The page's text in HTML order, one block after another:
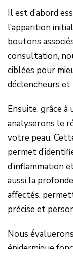
Il est d’abord
l’apparition
boutons
consultation,
ciblées pour
déclencheurs
Ensuite, grâce à
analyserons le
votre peau.
permet
d’inflammation
aussi la
affectés,
précise et
Nous
épidermique